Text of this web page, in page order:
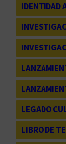
IDENTIDAD
LEGADO
LIBRO DE